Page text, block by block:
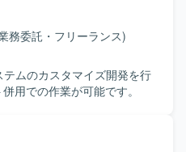
務委託・フリーランス)
ムのカスタマイズ開発を行
用での作業が可能です。